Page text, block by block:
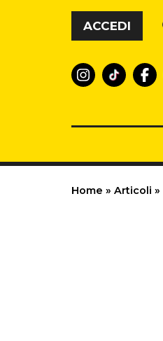
Vai al contenuto
ACCEDI
Home » Articoli »